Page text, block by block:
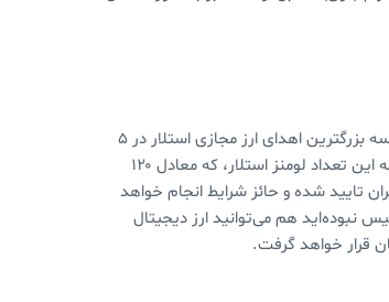
بر اساس اعلام موسسه توسعه استلار و سرویس پیام رسان کی بیس (KeyBase)، این موسسه بزرگترین اهدای ارز مجازی استلار در ۵
سال اخیر را از ماه آینده آغاز می‌کند. این اهدا شامل دو میلیارد XLM (لومنز) خواهد بود. عرضه این تعداد لومنز استلار، که معادل ۱۲۰
فقط به کاربران تایید شده و حائز شرایط انجام خواهد
عضو کی‌بیس نبوده‌اید هم می‌توانید ارز دیجیتال
قرار خواهد گرفت.